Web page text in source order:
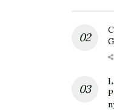
MAS JOS
PT Gagas Energi